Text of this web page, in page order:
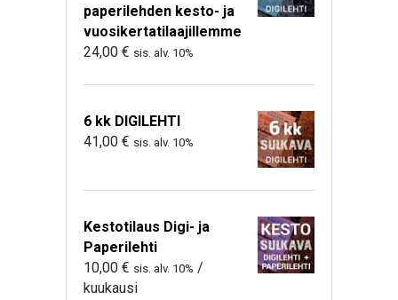
paperilehden kesto- ja
vuosikertatilaajillemme
24,00 € sis. alv. 10%
6 kk DIGILEHTI
41,00 € sis. alv. 10%
Kestotilaus Digi- ja
Paperilehti
10,00 € sis. alv. 10% /
kuukausi